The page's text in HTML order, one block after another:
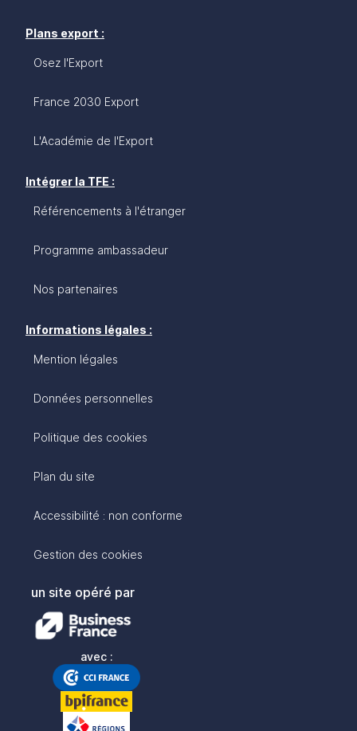
Plans export :
Osez l'Export
France 2030 Export
L'Académie de l'Export
Intégrer la TFE :
Référencements à l'étranger
Programme ambassadeur
Nos partenaires
Informations légales :
Mention légales
Données personnelles
Politique des cookies
Plan du site
Accessibilité : non conforme
Gestion des cookies
un site opéré par
avec :